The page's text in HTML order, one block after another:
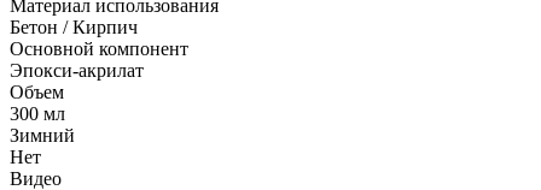
Материал использования
Бетон / Кирпич
Основной компонент
Эпокси-акрилат
Объем
300 мл
Зимний
Нет
Видео